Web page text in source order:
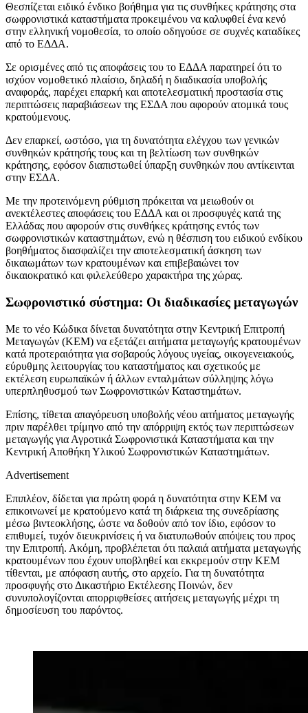
Θεσπίζεται ειδικό ένδικο βοήθημα για τις συνθήκες κράτησης στα
σωφρονιστικά καταστήματα προκειμένου να καλυφθεί ένα κενό
στην ελληνική νομοθεσία, το οποίο οδηγούσε σε συχνές καταδίκες
από το ΕΔΔΑ.
Σε ορισμένες από τις αποφάσεις του το ΕΔΔΑ παρατηρεί ότι το
ισχύον νομοθετικό πλαίσιο, δηλαδή η διαδικασία υποβολής
αναφοράς, παρέχει επαρκή και αποτελεσματική προστασία στις
περιπτώσεις παραβιάσεων της ΕΣΔΑ που αφορούν ατομικά τους
κρατούμενους.
Δεν επαρκεί, ωστόσο, για τη δυνατότητα ελέγχου των γενικών
συνθηκών κράτησής τους και τη βελτίωση των συνθηκών
κράτησης, εφόσον διαπιστωθεί ύπαρξη συνθηκών που αντίκεινται
στην ΕΣΔΑ.
Με την προτεινόμενη ρύθμιση πρόκειται να μειωθούν οι
ανεκτέλεστες αποφάσεις του ΕΔΔΑ και οι προσφυγές κατά της
Ελλάδας που αφορούν στις συνθήκες κράτησης εντός των
σωφρονιστικών καταστημάτων, ενώ η θέσπιση του ειδικού ενδίκου
βοηθήματος διασφαλίζει την αποτελεσματική άσκηση των
δικαιωμάτων των κρατουμένων και επιβεβαιώνει τον
δικαιοκρατικό και φιλελεύθερο χαρακτήρα της χώρας.
Σωφρονιστικό σύστημα: Οι διαδικασίες μεταγωγών
Με το νέο Κώδικα δίνεται δυνατότητα στην Κεντρική Επιτροπή
Μεταγωγών (ΚΕΜ) να εξετάζει αιτήματα μεταγωγής κρατουμένων
κατά προτεραιότητα για σοβαρούς λόγους υγείας, οικογενειακούς,
εύρυθμης λειτουργίας του καταστήματος και σχετικούς με
εκτέλεση ευρωπαϊκών ή άλλων ενταλμάτων σύλληψης λόγω
υπερπληθυσμού των Σωφρονιστικών Καταστημάτων.
Επίσης, τίθεται απαγόρευση υποβολής νέου αιτήματος μεταγωγής
πριν παρέλθει τρίμηνο από την απόρριψη εκτός των περιπτώσεων
μεταγωγής για Αγροτικά Σωφρονιστικά Καταστήματα και την
Κεντρική Αποθήκη Υλικού Σωφρονιστικών Καταστημάτων.
Advertisement
Επιπλέον, δίδεται για πρώτη φορά η δυνατότητα στην ΚΕΜ να
επικοινωνεί με κρατούμενο κατά τη διάρκεια της συνεδρίασης
μέσω βιντεοκλήσης, ώστε να δοθούν από τον ίδιο, εφόσον το
επιθυμεί, τυχόν διευκρινίσεις ή να διατυπωθούν απόψεις του προς
την Επιτροπή. Ακόμη, προβλέπεται ότι παλαιά αιτήματα μεταγωγής
κρατουμένων που έχουν υποβληθεί και εκκρεμούν στην ΚΕΜ
τίθενται, με απόφαση αυτής, στο αρχείο. Για τη δυνατότητα
προσφυγής στο Δικαστήριο Εκτέλεσης Ποινών, δεν
συνυπολογίζονται απορριφθείσες αιτήσεις μεταγωγής μέχρι τη
δημοσίευση του παρόντος.